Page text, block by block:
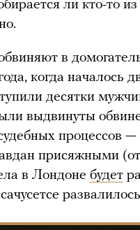
ли кто-то
в
когда началось
десятки
выдвинуты
присяжными
в Лондоне будет